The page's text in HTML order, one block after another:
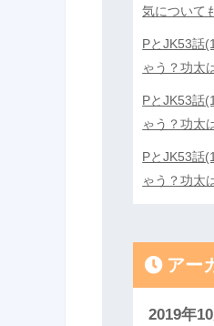
気について
PとJK53話
ゃう？功太
PとJK53話
ゃう？功太
PとJK53話
ゃう？功太
アー
2019年10